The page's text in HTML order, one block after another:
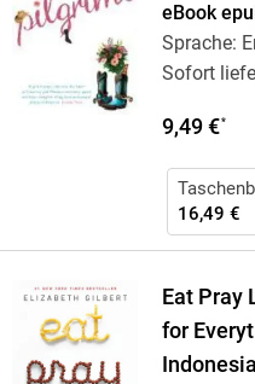
eBook
Sprache:
Sofort
9,49 €*
16,49 €
Eat Pray
for
Indonesia